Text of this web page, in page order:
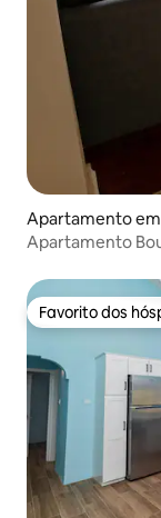
Apartamento
Apartamento
Favorito dos
Favorito dos